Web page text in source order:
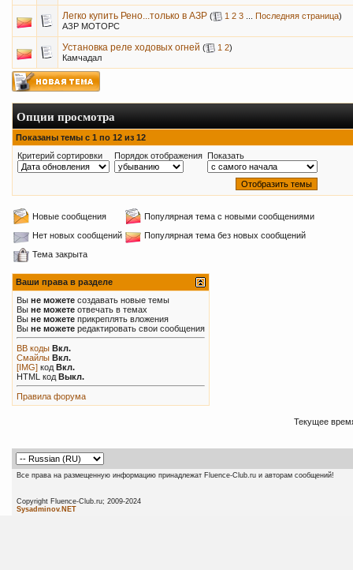
Легко купить Рено...только в АЗР ( 1 2 3 Последняя страница)
АЗР МОТОРС
Установка реле ходовых огней ( 1 2)
Камчадал
Опции просмотра
Показаны темы с 1 по 12 из 12
Критерий сортировки
Порядок отображения Показать
Новые сообщения
Популярная тема с новыми сообщениями
Нет новых сообщений
Популярная тема без новых сообщений
Тема закрыта
Ваши права в разделе
Вы не можете создавать новые темы
Вы не можете отвечать в темах
Вы не можете прикреплять вложения
Вы не можете редактировать свои сообщения
BB коды Вкл.
Смайлы Вкл.
[IMG] код Вкл.
HTML код Выкл.
Правила форума
Текущее
Все права на размещенную информацию принадлежат Fluence-Club.ru и авторам сообщений!
Copyright Fluence-Club.ru;
Sysadminov.NET